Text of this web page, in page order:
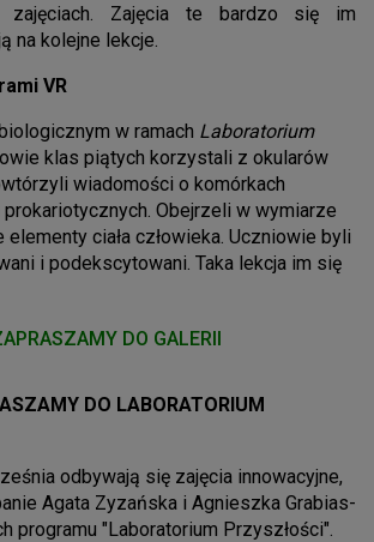
zajęciach. Zajęcia te bardzo się im
na kolejne lekcje.
VR
w ramach Laboratorium
klas piątych korzystali z okularów
wiadomości o komórkach
Obejrzeli w wymiarze
elementy ciała człowieka. Uczniowie byli
i podekscytowani. Taka lekcja im się
DO GALERII
DO LABORATORIUM
odbywają się zajęcia innowacyjne,
Agata Zyzańska i Agnieszka Grabias-
programu "Laboratorium Przyszłości".